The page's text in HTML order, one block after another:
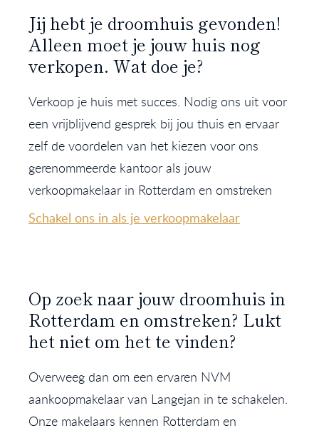
Jij hebt je droomhuis gevonden!
Alleen moet je jouw huis nog
verkopen. Wat doe je?
Verkoop je huis met succes. Nodig ons uit voor
een vrijblijvend gesprek bij jou thuis en ervaar
zelf de voordelen van het kiezen voor ons
gerenommeerde kantoor als jouw
verkoopmakelaar in Rotterdam en omstreken
Schakel ons in als je verkoopmakelaar
Op zoek naar jouw droomhuis in
Rotterdam en omstreken? Lukt
het niet om het te vinden?
Overweeg dan om een ervaren NVM
aankoopmakelaar van Langejan in te schakelen.
Onze makelaars kennen Rotterdam en